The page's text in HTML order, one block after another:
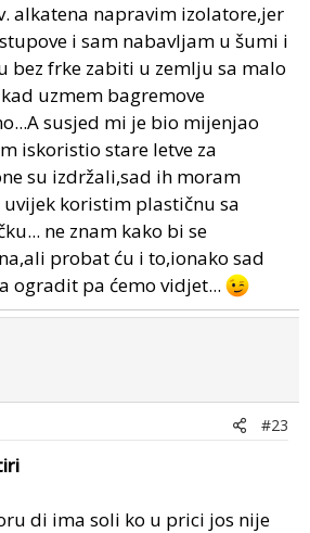
alkatena napravim izolatore,jer
i sam nabavljam u šumi i
bez frke zabiti u zemlju sa malo
uzmem bagremove
susjed mi je bio mijenjao
iskoristio stare letve za
su izdržali,sad ih moram
koristim plastičnu sa
ne znam kako bi se
probat ću i to,ionako sad
ogradit pa ćemo vidjet...
#23
di ima soli ko u prici jos nije